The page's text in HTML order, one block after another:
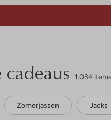
1.034 items
Zomerjassen Jacks